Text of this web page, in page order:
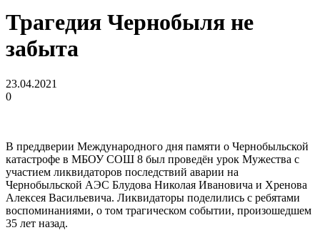
Трагедия Чернобыля не
забыта
23.04.2021
0
В преддверии Международного дня памяти о Чернобыльской
катастрофе в МБОУ СОШ 8 был проведён урок Мужества с
участием ликвидаторов последствий аварии на
Чернобыльской АЭС Блудова Николая Ивановича и Хренова
Алексея Васильевича. Ликвидаторы поделились с ребятами
воспоминаниями, о том трагическом событии, произошедшем
35 лет назад.